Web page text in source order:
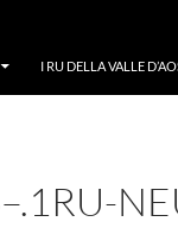
I RU DELLA VALLE